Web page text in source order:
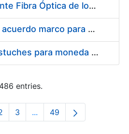
Conexión mediante Fibra Óptica de los Centros de Proceso de Datos (CPDs) de las sedes de la FNMT-RCM de Burgos y Madrid
Contratación de acuerdo marco para el Suministro de Material de Electricidad para la Fábrica Nacional de Moneda y Timbre-Real Casa de la Moneda en su centro de trabajo de Burgos
Suministro de estuches para moneda de 30 €
entries.
PagePage
3 ...Intermediate Pages Use
Page
49